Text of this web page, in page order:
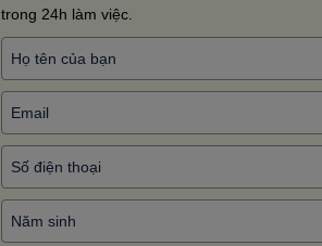
trong 24h làm việc.